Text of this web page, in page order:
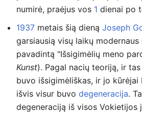
numirė, praėjus vos 1 dienai po
1937 metais šią dieną Joseph
garsiausią visų laikų
pavadintą "Išsigimėlių meno
Kunst). Pagal nacių teoriją, ir
buvo išsigimėliškas, ir jo
išvis visur buvo degeneracija.
degeneraciją iš visos Vokietijos